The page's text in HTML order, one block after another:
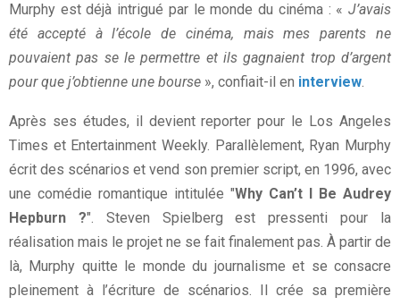
Murphy est déjà intrigué par le monde du cinéma : « J’avais
été accepté à l’école de cinéma, mais mes parents ne
pouvaient pas se le permettre et ils gagnaient trop d’argent
pour que j’obtienne une bourse », confiait-il en interview.
Après ses études, il devient reporter pour le Los Angeles
Times et Entertainment Weekly. Parallèlement, Ryan Murphy
écrit des scénarios et vend son premier script, en 1996, avec
une comédie romantique intitulée "Why Can’t I Be Audrey
Hepburn ?". Steven Spielberg est pressenti pour la
réalisation mais le projet ne se fait finalement pas. À partir de
là, Murphy quitte le monde du journalisme et se consacre
pleinement à l’écriture de scénarios. Il crée sa première